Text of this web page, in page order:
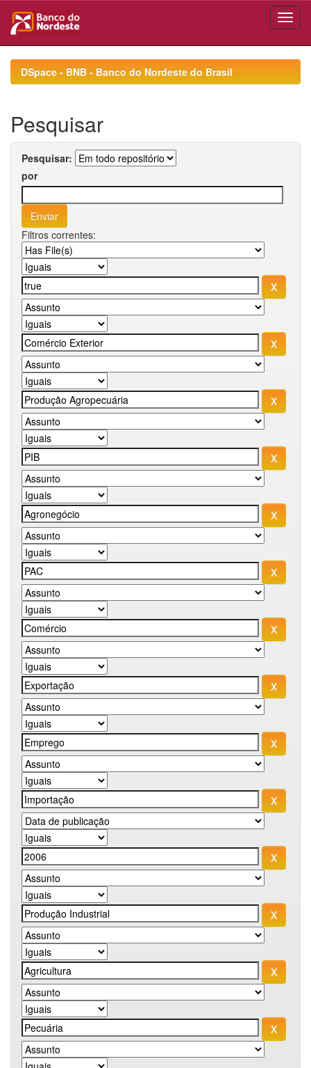
navigationDSpace - BNB - Banco do Nordeste do Brasil
Pesquisar
Pesquisar:
por
Filtros correntes: